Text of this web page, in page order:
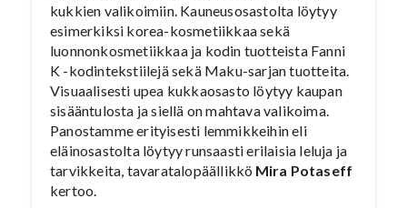
kukkien valikoimiin. Kauneusosastolta löytyy
esimerkiksi korea-kosmetiikkaa sekä
luonnonkosmetiikkaa ja kodin tuotteista Fanni
K -kodintekstiilejä sekä Maku-sarjan tuotteita.
Visuaalisesti upea kukkaosasto löytyy kaupan
sisääntulosta ja siellä on mahtava valikoima.
Panostamme erityisesti lemmikkeihin eli
eläinosastolta löytyy runsaasti erilaisia leluja ja
tarvikkeita, tavaratalopäällikkö Mira Potaseff
kertoo.